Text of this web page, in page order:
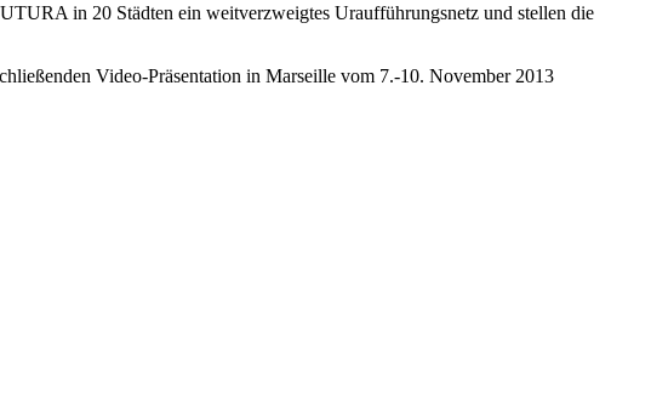
in 20 Städten ein weitverzweigtes Uraufführungsnetz und stellen die
Video-Präsentation in Marseille vom 7.-10. November 2013